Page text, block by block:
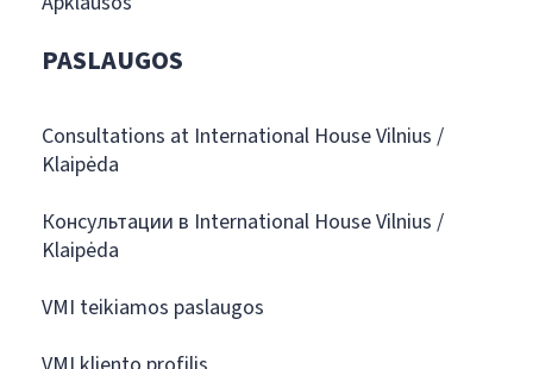
PASLAUGOS
Consultations at International House Vilnius /
Klaipėda
Консультации в International House Vilnius /
Klaipėda
VMI teikiamos paslaugos